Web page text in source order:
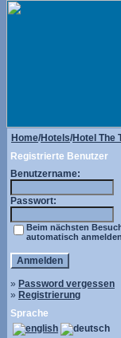
Home/Hotels/Hotel The
Registrierte Benutzer
Benutzername:
Passwort:
Beim nächsten
automatisch
» Password vergessen
» Registrierung
Sprache